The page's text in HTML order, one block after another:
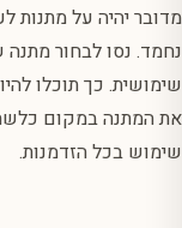
מדובר יהיה על מתנות
נחמד. נסו לבחור
שימושית. כך תוכלו
את המתנה במקום
שימוש בכל הזדמנות.